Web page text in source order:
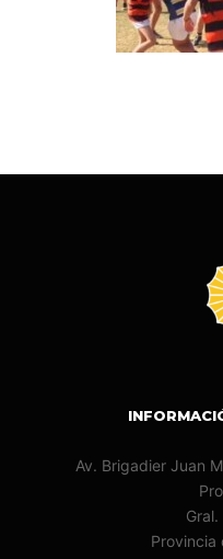
Av. Brigadier Juan
Provincia